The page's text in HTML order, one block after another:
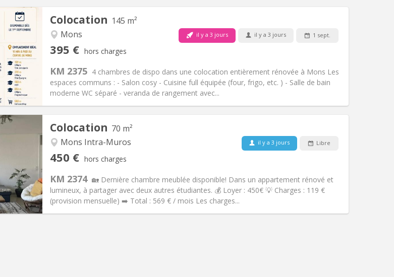
Colocation 145 m²
Mons
395 € hors charges
il y a 3 jours il y a 3 jours 1 sept.
KM 2375 4 chambres de dispo dans une colocation entièrement rénovée à Mons Les
espaces communs : - Salon cosy - Cuisine full équipée (four, frigo, etc. ) - Salle de bain
moderne WC séparé - veranda de rangement avec...
Aménagement
Salle de bain:Commune
Superficie:145 m2
Autre
Atmosphère:Communautaire,
Fumeur:Non-fumeur
Animaux de compagnie:Non
Colocation 70 m²
Mons Intra-Muros
450 € hors charges
il y a 3 jours Libre
KM 2374 🏡 Dernière chambre meublée disponible! Dans un appartement rénové et
lumineux, à partager avec deux autres étudiantes. 💰 Loyer : 450€ 💡 Charges : 119 €
(provision mensuelle) ➡️ Total : 569 € / mois Les charges...
Aménagement
Salle de bain:Commune
Superficie:70 m2
Autre
Atmosphère:Studieuse,
Non-fumeur
Animaux de compagnie:Non